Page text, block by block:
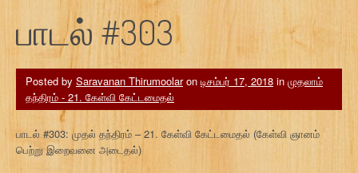
பாடல் #303
Posted by Saravanan Thirumoolaron டிசம்பர் 17, 2018 in முதலாம்
தந்திரம் - 21. கேள்வி கேட்டமைதல்
பாடல் #303: முதல் தந்திரம் – 21. கேள்வி கேட்டமைதல் (கேள்வி ஞானம்
பெற்று இறைவனை அடைதல்)